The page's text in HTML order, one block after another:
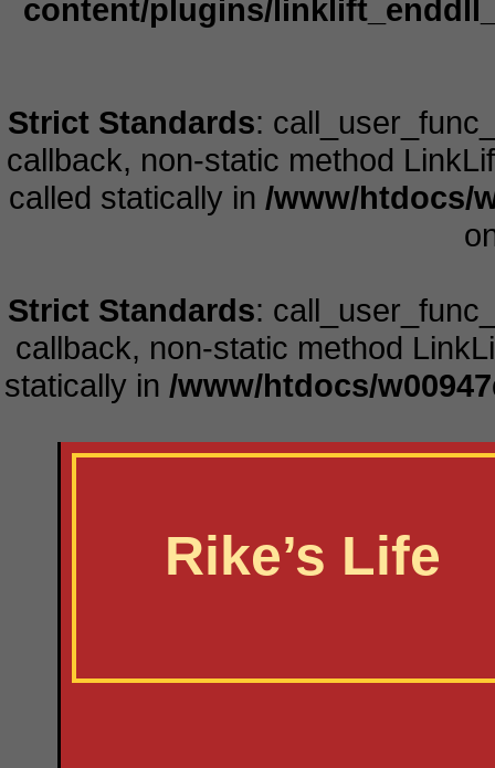
content/plugins/
Strict Standards:
callback, non-static method
called statically in/www/htdocs/
Strict Standards:
callback, non-static method
statically in /www/htdocs/
Rike’s Life